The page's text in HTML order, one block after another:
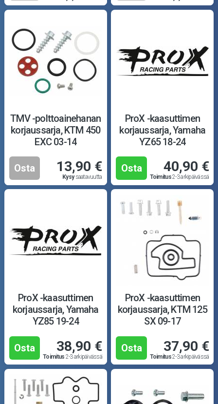
TMV -polttoainehanan
korjaussarja, KTM 450
EXC 03-14
Osta 13,90 €
Kysysaatavuutta
ProX -kaasuttimen
korjaussarja, Yamaha
YZ65 18-24
Osta 40,90 €
Toimitus2-3 arkipäivässä
ProX -kaasuttimen
korjaussarja, Yamaha
YZ85 19-24
Osta 38,90 €
Toimitus 2-3 arkipäivässä
ProX -kaasuttimen
korjaussarja, KTM 125
SX 09-17
Osta 37,90 €
Toimitus2-3 arkipäivässä